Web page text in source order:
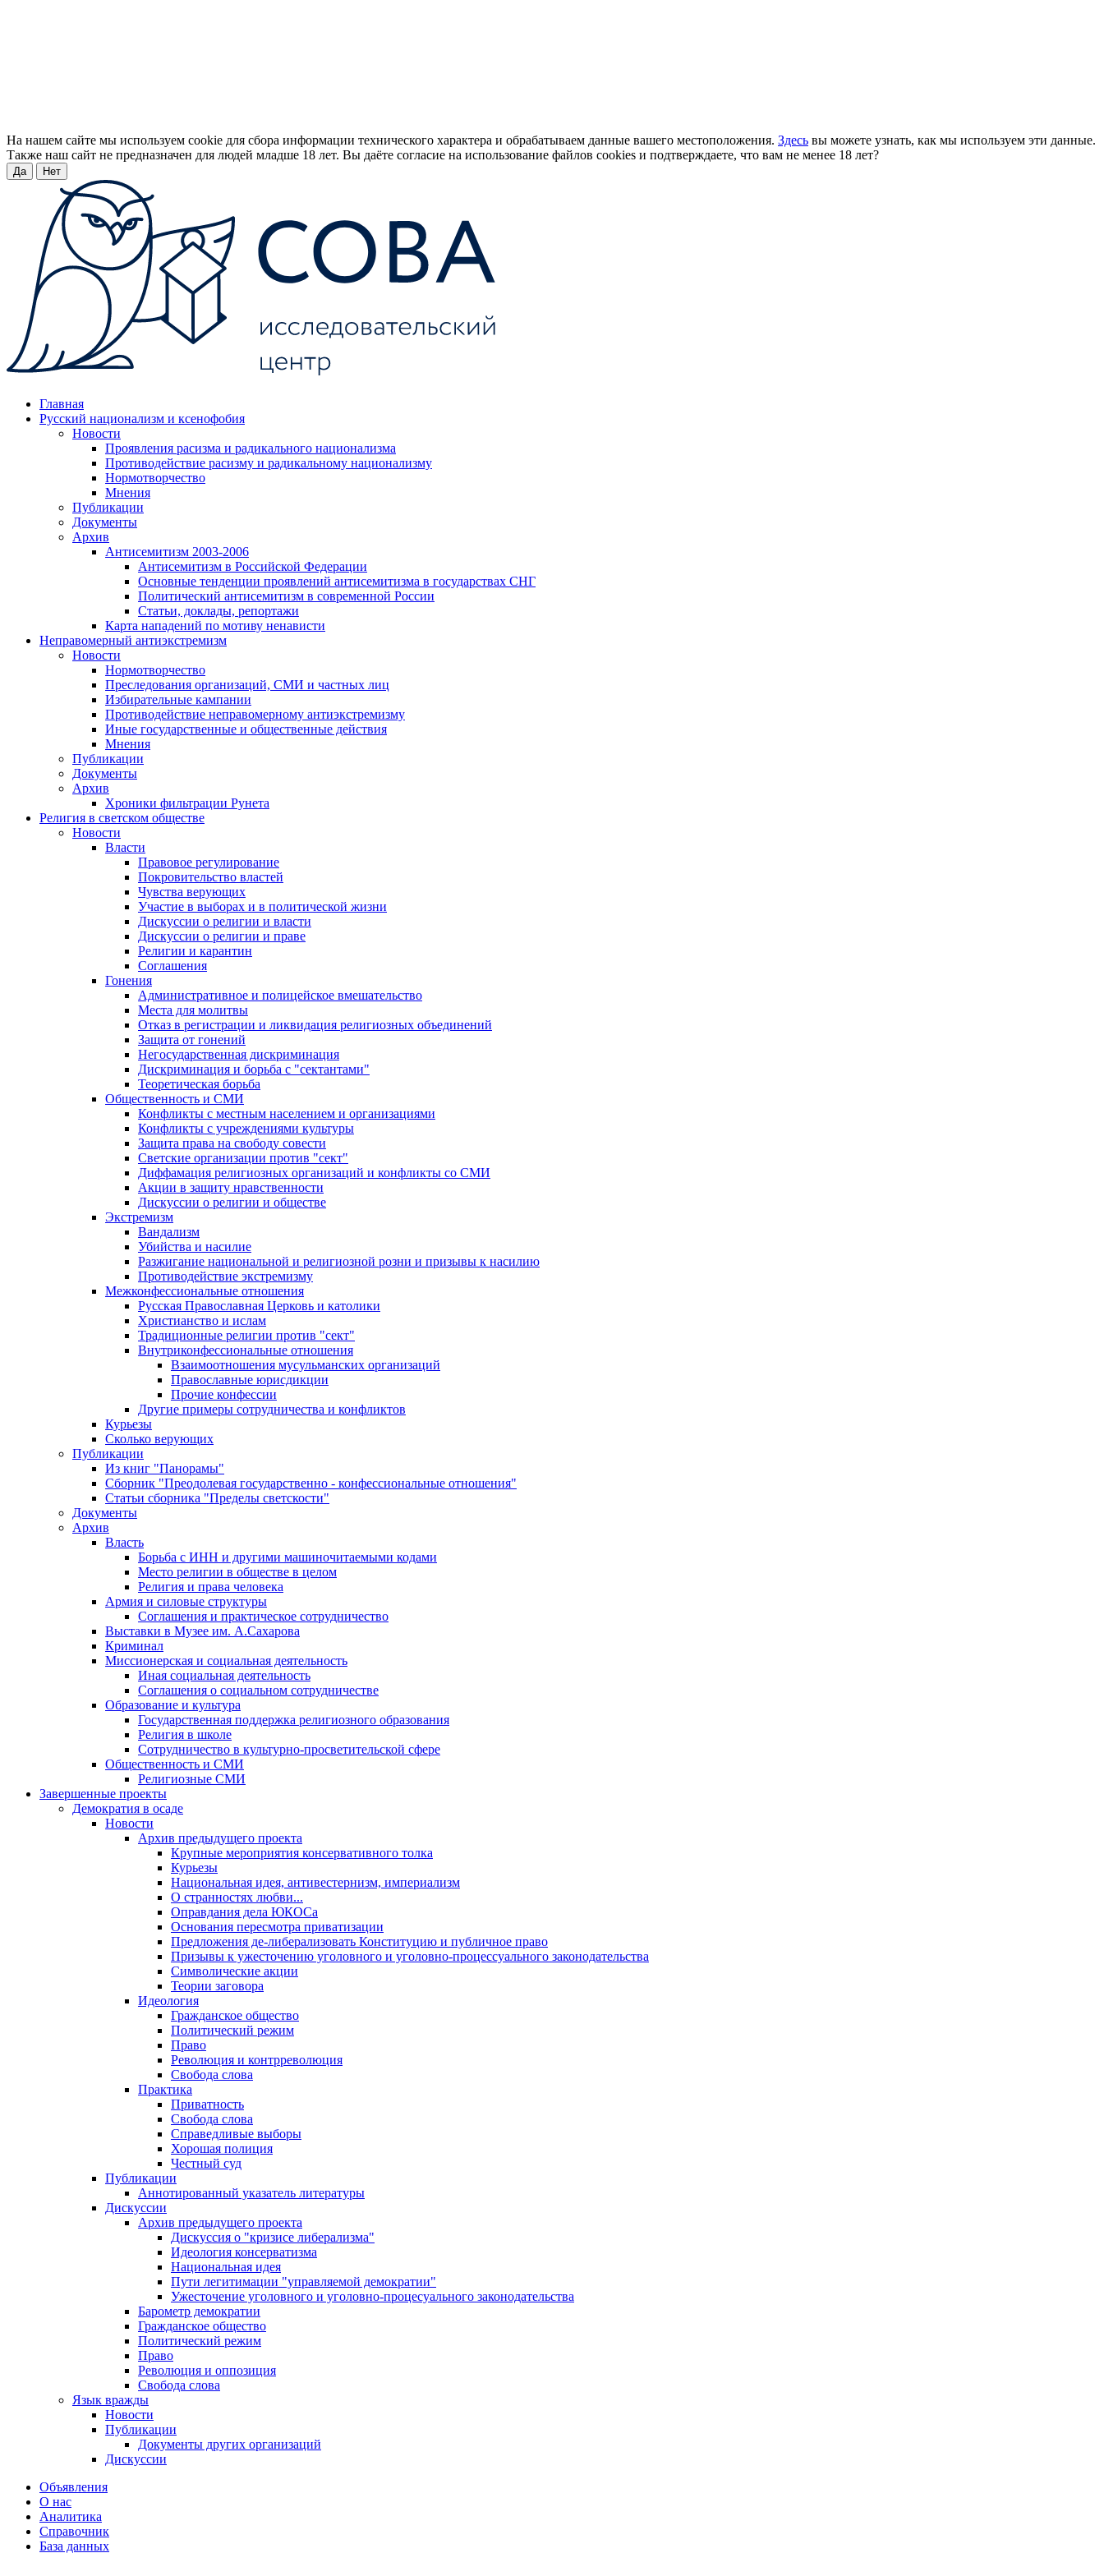
На нашем сайте мы используем cookie для сбора информации технического характера и обрабатываем данные вашего местоположения. Здесь вы можете узнать, как мы используем эти данные.
Также наш сайт не предназначен для людей младше 18 лет. Вы даёте согласие на использование файлов cookies и подтверждаете, что вам не менее 18 лет?
Да Нет
Главная
Русский национализм и ксенофобия
Новости
Проявления расизма и радикального национализма
Противодействие расизму и радикальному национализму
Нормотворчество
Мнения
Публикации
Документы
Архив
Антисемитизм 2003-2006
Антисемитизм в Российской Федерации
Основные тенденции проявлений антисемитизма в государствах СНГ
Политический антисемитизм в современной России
Статьи, доклады, репортажи
Карта нападений по мотиву ненависти
Неправомерный антиэкстремизм
Новости
Нормотворчество
Преследования организаций, СМИ и частных лиц
Избирательные кампании
Противодействие неправомерному антиэкстремизму
Иные государственные и общественные действия
Мнения
Публикации
Документы
Архив
Хроники фильтрации Рунета
Религия в светском обществе
Новости
Власти
Правовое регулирование
Покровительство властей
Чувства верующих
Участие в выборах и в политической жизни
Дискуссии о религии и власти
Дискуссии о религии и праве
Религии и карантин
Соглашения
Гонения
Административное и полицейское вмешательство
Места для молитвы
Отказ в регистрации и ликвидация религиозных объединений
Защита от гонений
Негосударственная дискриминация
Дискриминация и борьба с "сектантами"
Теоретическая борьба
Общественность и СМИ
Конфликты с местным населением и организациями
Конфликты с учреждениями культуры
Защита права на свободу совести
Светские организации против "сект"
Диффамация религиозных организаций и конфликты со СМИ
Акции в защиту нравственности
Дискуссии о религии и обществе
Экстремизм
Вандализм
Убийства и насилие
Разжигание национальной и религиозной розни и призывы к насилию
Противодействие экстремизму
Межконфессиональные отношения
Русская Православная Церковь и католики
Христианство и ислам
Традиционные религии против "сект"
Внутриконфессиональные отношения
Взаимоотношения мусульманских организаций
Православные юрисдикции
Прочие конфессии
Другие примеры сотрудничества и конфликтов
Курьезы
Сколько верующих
Публикации
Из книг "Панорамы"
Сборник "Преодолевая государственно - конфессиональные отношения"
Статьи сборника "Пределы светскости"
Документы
Архив
Власть
Борьба с ИНН и другими машиночитаемыми кодами
Место религии в обществе в целом
Религия и права человека
Армия и силовые структуры
Соглашения и практическое сотрудничество
Выставки в Музее им. А.Сахарова
Криминал
Миссионерская и социальная деятельность
Иная социальная деятельность
Соглашения о социальном сотрудничестве
Образование и культура
Государственная поддержка религиозного образования
Религия в школе
Сотрудничество в культурно-просветительской сфере
Общественность и СМИ
Религиозные СМИ
Завершенные проекты
Демократия в осаде
Новости
Архив предыдущего проекта
Крупные мероприятия консервативного толка
Курьезы
Национальная идея, антивестернизм, империализм
О странностях любви...
Оправдания дела ЮКОСа
Основания пересмотра приватизации
Предложения де-либерализовать Конституцию и публичное право
Призывы к ужесточению уголовного и уголовно-процессуального законодательства
Символические акции
Теории заговора
Идеология
Гражданское общество
Политический режим
Право
Революция и контрреволюция
Свобода слова
Практика
Приватность
Свобода слова
Справедливые выборы
Хорошая полиция
Честный суд
Публикации
Аннотированный указатель литературы
Дискуссии
Архив предыдущего проекта
Дискуссия о "кризисе либерализма"
Идеология консерватизма
Национальная идея
Пути легитимации "управляемой демократии"
Ужесточение уголовного и уголовно-процесуального законодательства
Барометр демократии
Гражданское общество
Политический режим
Право
Революция и оппозиция
Свобода слова
Язык вражды
Новости
Публикации
Документы других организаций
Дискуссии
Объявления
О нас
Аналитика
Справочник
База данных